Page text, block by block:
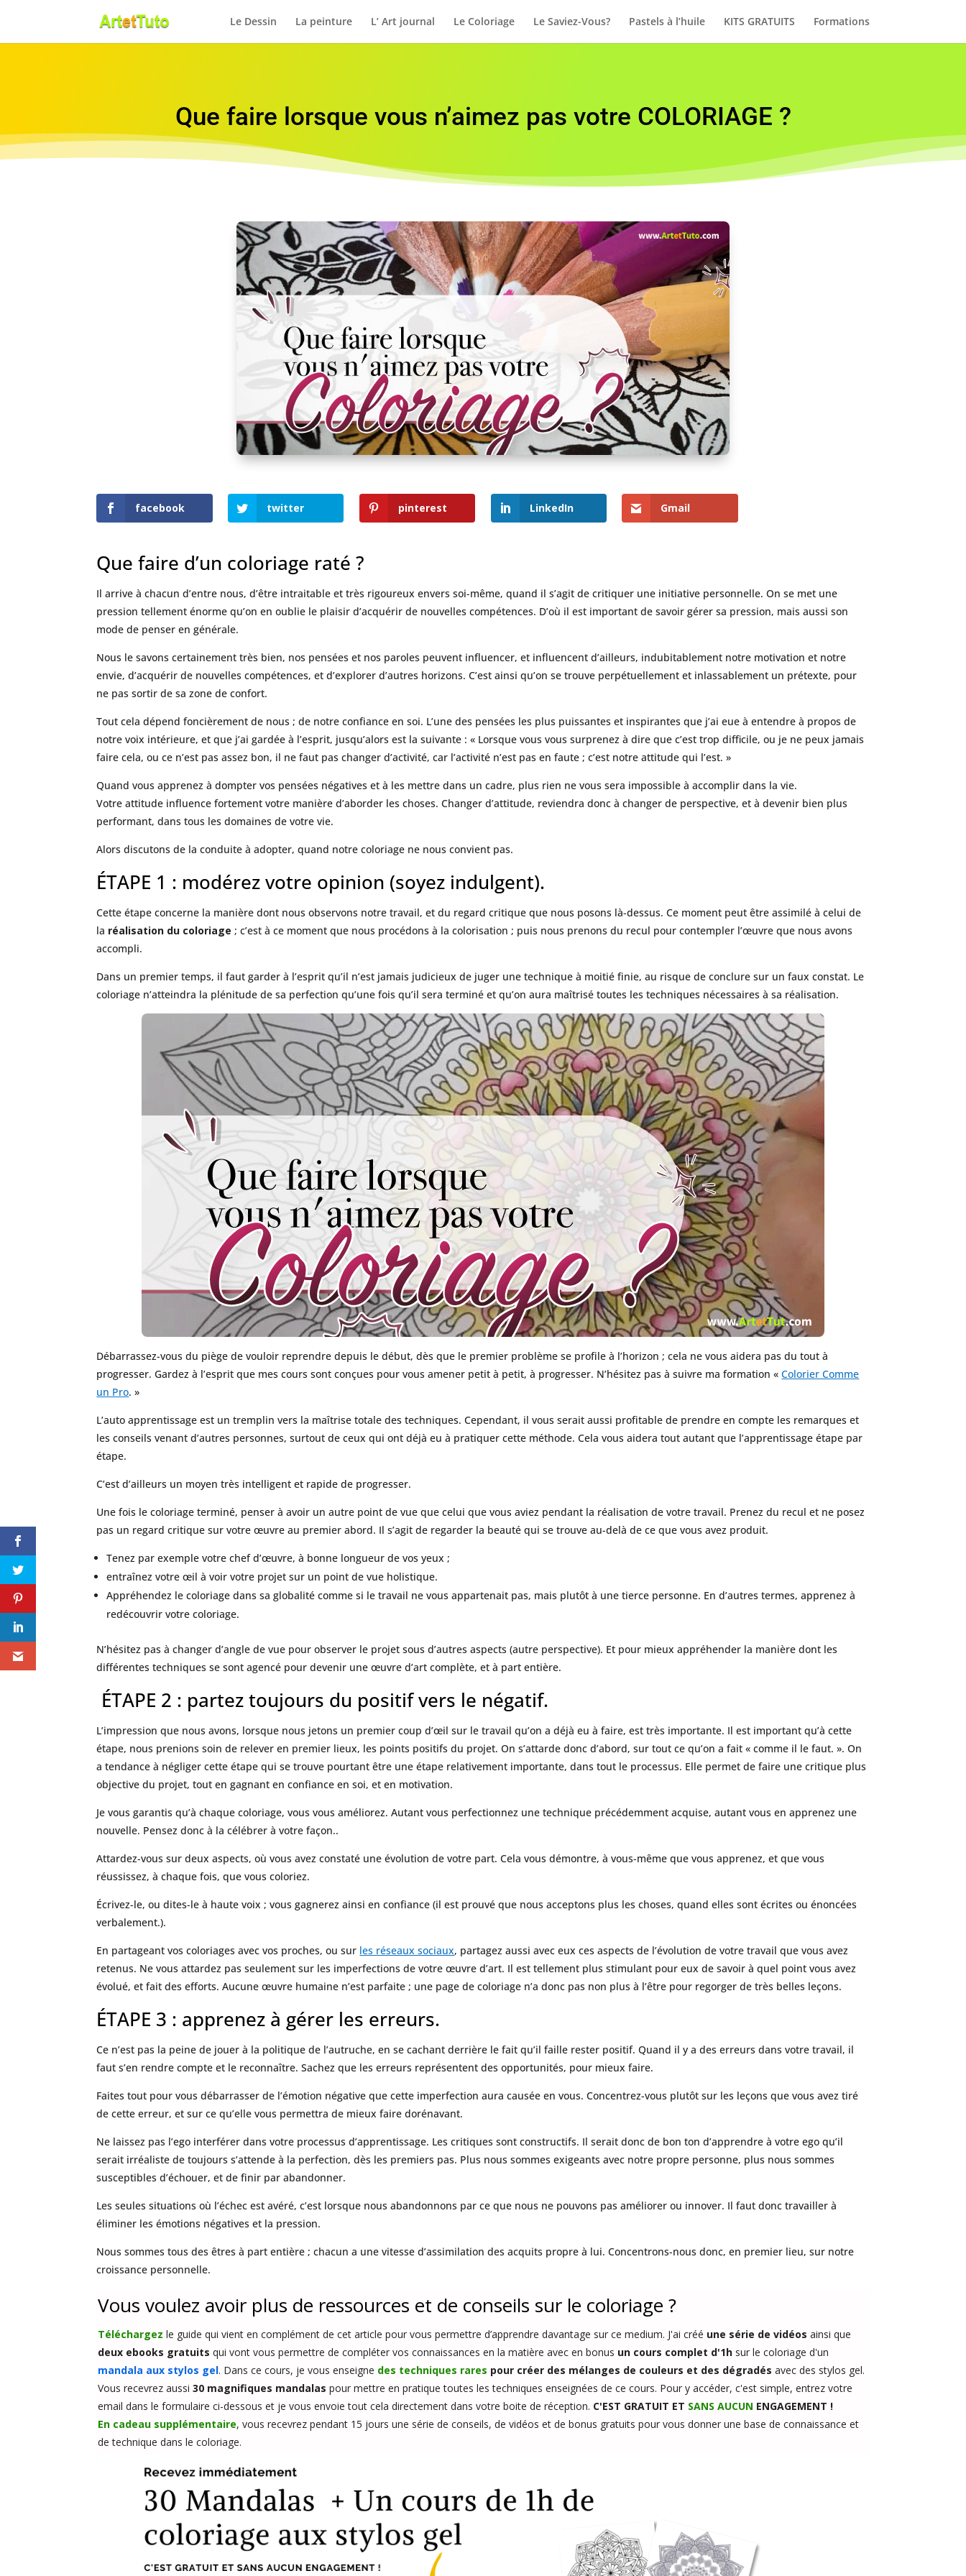
Le Dessin La peinture L’ Art journal Le Coloriage Le Saviez-Vous? Pastels à l’huile KITS GRATUITS Formations
Que faire lorsque vous n’aimez pas votre COLORIAGE ?
facebook twitter pinterest LinkedIn Gmail
Que faire d’un coloriage raté ?
Il arrive à chacun d’entre nous, d’être intraitable et très rigoureux envers soi-même, quand il s’agit de critiquer une initiative personnelle. On se met une
pression tellement énorme qu’on en oublie le plaisir d’acquérir de nouvelles compétences. D’où il est important de savoir gérer sa pression, mais aussi son
mode de penser en générale.
Nous le savons certainement très bien, nos pensées et nos paroles peuvent influencer, et influencent d’ailleurs, indubitablement notre motivation et notre
envie, d’acquérir de nouvelles compétences, et d’explorer d’autres horizons. C’est ainsi qu’on se trouve perpétuellement et inlassablement un prétexte, pour
ne pas sortir de sa zone de confort.
Tout cela dépend foncièrement de nous ; de notre confiance en soi. L’une des pensées les plus puissantes et inspirantes que j’ai eue à entendre à propos de
notre voix intérieure, et que j’ai gardée à l’esprit, jusqu’alors est la suivante : « Lorsque vous vous surprenez à dire que c’est trop difficile, ou je ne peux jamais
faire cela, ou ce n’est pas assez bon, il ne faut pas changer d’activité, car l’activité n’est pas en faute ; c’est notre attitude qui l’est. »
Quand vous apprenez à dompter vos pensées négatives et à les mettre dans un cadre, plus rien ne vous sera impossible à accomplir dans la vie.
Votre attitude influence fortement votre manière d’aborder les choses. Changer d’attitude, reviendra donc à changer de perspective, et à devenir bien plus
performant, dans tous les domaines de votre vie.
Alors discutons de la conduite à adopter, quand notre coloriage ne nous convient pas.
ÉTAPE 1 : modérez votre opinion (soyez indulgent).
Cette étape concerne la manière dont nous observons notre travail, et du regard critique que nous posons là-dessus. Ce moment peut être assimilé à celui de
la réalisation du coloriage ; c’est à ce moment que nous procédons à la colorisation ; puis nous prenons du recul pour contempler l’œuvre que nous avons
accompli.
Dans un premier temps, il faut garder à l’esprit qu’il n’est jamais judicieux de juger une technique à moitié finie, au risque de conclure sur un faux constat. Le
coloriage n’atteindra la plénitude de sa perfection qu’une fois qu’il sera terminé et qu’on aura maîtrisé toutes les techniques nécessaires à sa réalisation.
Débarrassez-vous du piège de vouloir reprendre depuis le début, dès que le premier problème se profile à l’horizon ; cela ne vous aidera pas du tout à
progresser. Gardez à l’esprit que mes cours sont conçues pour vous amener petit à petit, à progresser. N’hésitez pas à suivre ma formation «Colorier Comme
un Pro. »
L’auto apprentissage est un tremplin vers la maîtrise totale des techniques. Cependant, il vous serait aussi profitable de prendre en compte les remarques et
les conseils venant d’autres personnes, surtout de ceux qui ont déjà eu à pratiquer cette méthode. Cela vous aidera tout autant que l’apprentissage étape par
étape.
C’est d’ailleurs un moyen très intelligent et rapide de progresser.
Une fois le coloriage terminé, penser à avoir un autre point de vue que celui que vous aviez pendant la réalisation de votre travail. Prenez du recul et ne posez
pas un regard critique sur votre œuvre au premier abord. Il s’agit de regarder la beauté qui se trouve au-delà de ce que vous avez produit.
Tenez par exemple votre chef d’œuvre, à bonne longueur de vos yeux ;
entraînez votre œil à voir votre projet sur un point de vue holistique.
Appréhendez le coloriage dans sa globalité comme si le travail ne vous appartenait pas, mais plutôt à une tierce personne. En d’autres termes, apprenez à
redécouvrir votre coloriage.
N’hésitez pas à changer d’angle de vue pour observer le projet sous d’autres aspects (autre perspective). Et pour mieux appréhender la manière dont les
différentes techniques se sont agencé pour devenir une œuvre d’art complète, et à part entière.
ÉTAPE 2 : partez toujours du positif vers le négatif.
L’impression que nous avons, lorsque nous jetons un premier coup d’œil sur le travail qu’on a déjà eu à faire, est très importante. Il est important qu’à cette
étape, nous prenions soin de relever en premier lieux, les points positifs du projet. On s’attarde donc d’abord, sur tout ce qu’on a fait « comme il le faut. ». On
a tendance à négliger cette étape qui se trouve pourtant être une étape relativement importante, dans tout le processus. Elle permet de faire une critique plus
objective du projet, tout en gagnant en confiance en soi, et en motivation.
Je vous garantis qu’à chaque coloriage, vous vous améliorez. Autant vous perfectionnez une technique précédemment acquise, autant vous en apprenez une
nouvelle. Pensez donc à la célébrer à votre façon..
Attardez-vous sur deux aspects, où vous avez constaté une évolution de votre part. Cela vous démontre, à vous-même que vous apprenez, et que vous
réussissez, à chaque fois, que vous coloriez.
Écrivez-le, ou dites-le à haute voix ; vous gagnerez ainsi en confiance (il est prouvé que nous acceptons plus les choses, quand elles sont écrites ou énoncées
verbalement.).
En partageant vos coloriages avec vos proches, ou sur les réseaux sociaux, partagez aussi avec eux ces aspects de l’évolution de votre travail que vous avez
retenus. Ne vous attardez pas seulement sur les imperfections de votre œuvre d’art. Il est tellement plus stimulant pour eux de savoir à quel point vous avez
évolué, et fait des efforts. Aucune œuvre humaine n’est parfaite ; une page de coloriage n’a donc pas non plus à l’être pour regorger de très belles leçons.
ÉTAPE 3 : apprenez à gérer les erreurs.
Ce n’est pas la peine de jouer à la politique de l’autruche, en se cachant derrière le fait qu’il faille rester positif. Quand il y a des erreurs dans votre travail, il
faut s’en rendre compte et le reconnaître. Sachez que les erreurs représentent des opportunités, pour mieux faire.
Faites tout pour vous débarrasser de l’émotion négative que cette imperfection aura causée en vous. Concentrez-vous plutôt sur les leçons que vous avez tiré
de cette erreur, et sur ce qu’elle vous permettra de mieux faire dorénavant.
Ne laissez pas l’ego interférer dans votre processus d’apprentissage. Les critiques sont constructifs. Il serait donc de bon ton d’apprendre à votre ego qu’il
serait irréaliste de toujours s’attende à la perfection, dès les premiers pas. Plus nous sommes exigeants avec notre propre personne, plus nous sommes
susceptibles d’échouer, et de finir par abandonner.
Les seules situations où l’échec est avéré, c’est lorsque nous abandonnons par ce que nous ne pouvons pas améliorer ou innover. Il faut donc travailler à
éliminer les émotions négatives et la pression.
Nous sommes tous des êtres à part entière ; chacun a une vitesse d’assimilation des acquits propre à lui. Concentrons-nous donc, en premier lieu, sur notre
croissance personnelle.
Vous voulez avoir plus de ressources et de conseils sur le coloriage ?
Téléchargez le guide qui vient en complément de cet article pour vous permettre d’apprendre davantage sur ce medium. J'ai créé une série de vidéos ainsi que
deux ebooks gratuits qui vont vous permettre de compléter vos connaissances en la matière avec en bonus un cours complet d'1h sur le coloriage d'un
mandala aux stylos gel. Dans ce cours, je vous enseigne des techniques rares pour créer des mélanges de couleurs et des dégradésavec des stylos gel.
Vous recevrez aussi30 magnifiques mandalas pour mettre en pratique toutes les techniques enseignées de ce cours. Pour y accéder, c'est simple, entrez votre
email dans le formulaire ci-dessous et je vous envoie tout cela directement dans votre boite de réception. C'EST GRATUIT ET SANS AUCUN ENGAGEMENT !
En cadeau supplémentaire, vous recevrez pendant 15 jours une série de conseils, de vidéos et de bonus gratuits pour vous donner une base de connaissance et
de technique dans le coloriage.